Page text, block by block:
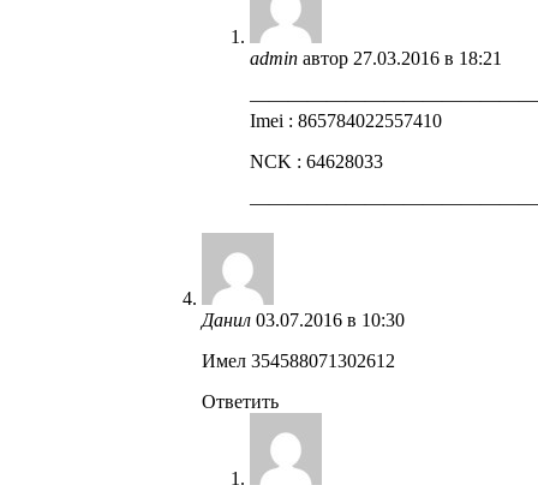
admin автор 27.03.2016 в 18:21
Imei : 865784022557410
NCK : 64628033
Данил 03.07.2016 в 10:30
Имел 354588071302612
Ответить